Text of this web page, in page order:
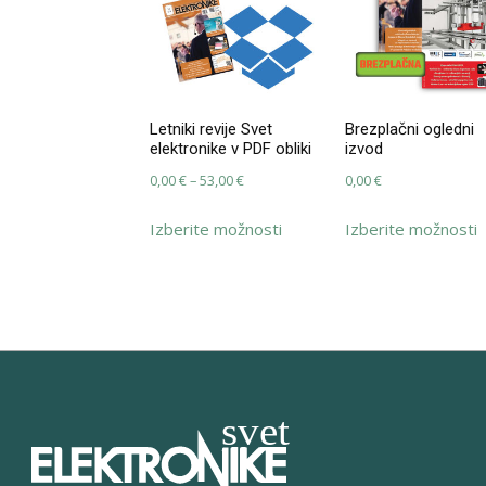
Letniki revije Svet
elektronike v PDF obliki
0,00€–53,00€Cenovni
od
Izberite možnosti
na
strani
izdelka
Brezplačni ogledni
izvod
0,00€
Izberite možnosti